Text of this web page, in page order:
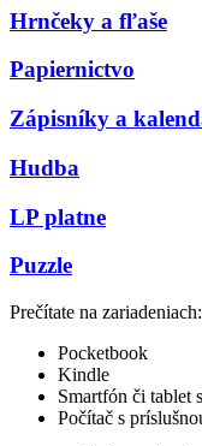
Hrnčeky a fľaše
Papiernictvo
Zápisníky a
Hudba
LP platne
Puzzle
Prečítate na zariadeniach:
Pocketbook
Kindle
Smartfón či tablet
Počítač s